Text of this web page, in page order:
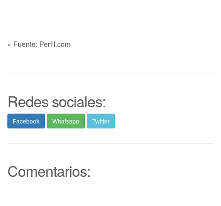
» Fuente: Perfil.com
Redes sociales:
Facebook Whatsapp Twitter
Comentarios: